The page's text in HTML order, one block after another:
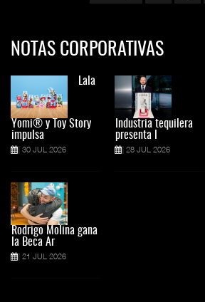
NOTAS CORPORATIVAS
Lala
Yomi® y Toy Story
impulsa
30 JUL 2026
Rodrigo Molina gana
la Beca Ar
21 JUL 2026
Industria tequilera
presenta l
28 JUL 2026